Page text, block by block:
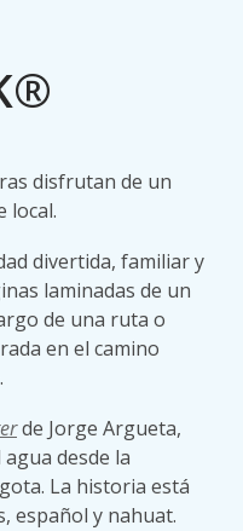
disfrutan de un
local.
divertida, familiar y
laminadas de un
de una ruta o
en el camino
de Jorge Argueta,
desde la
La historia está
español y nahuat.